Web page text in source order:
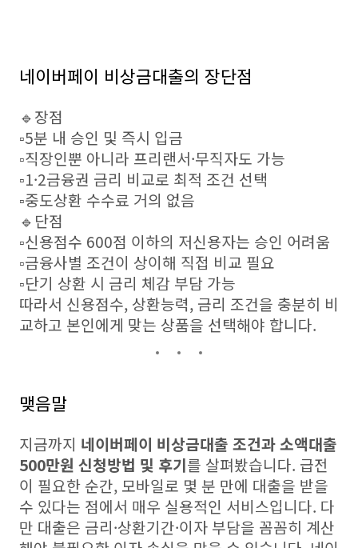
네이버페이 비상금대출의 장단점
🔹장점
▫️5분 내 승인 및 즉시 입금
▫️직장인뿐 아니라 프리랜서·무직자도 가능
▫️1·2금융권 금리 비교로 최적 조건 선택
▫️중도상환 수수료 거의 없음
🔹단점
▫️신용점수 600점 이하의 저신용자는 승인 어려움
▫️금융사별 조건이 상이해 직접 비교 필요
▫️단기 상환 시 금리 체감 부담 가능
따라서 신용점수, 상환능력, 금리 조건을 충분히 비
교하고 본인에게 맞는 상품을 선택해야 합니다.
맺음말
지금까지 네이버페이 비상금대출 조건과 소액대출
500만원 신청방법 및 후기를 살펴봤습니다. 급전
이 필요한 순간, 모바일로 몇 분 만에 대출을 받을
수 있다는 점에서 매우 실용적인 서비스입니다. 다
만 대출은 금리·상환기간·이자 부담을 꼼꼼히 계산